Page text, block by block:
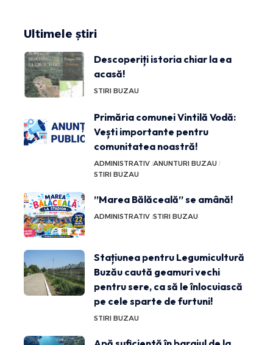
Ultimele știri
Descoperiți istoria chiar la ea
acasă!
STIRI BUZAU
Primăria comunei Vintilă Vodă:
Vești importante pentru
comunitatea noastră!
ADMINISTRATIV ANUNTURI BUZAU
STIRI BUZAU
”Marea Bălăceală” se amână!
ADMINISTRATIV STIRI BUZAU
Stațiunea pentru Legumicultură
Buzău caută geamuri vechi
pentru sere, ca să le înlocuiască
pe cele sparte de furtuni!
STIRI BUZAU